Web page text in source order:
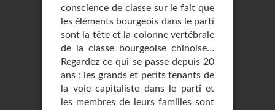
conscience de classe sur le fait que
les éléments bourgeois dans le parti
sont la tête et la colonne vertébrale
de la classe bourgeoise chinoise…
Regardez ce qui se passe depuis 20
ans ; les grands et petits tenants de
la voie capitaliste dans le parti et
les membres de leurs familles sont